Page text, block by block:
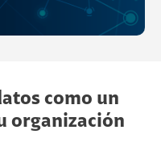
como un
organización